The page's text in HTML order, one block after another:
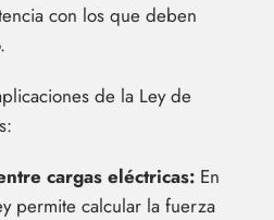
con los que deben
de la Ley de
cargas eléctricas: En
permite calcular la fuerza